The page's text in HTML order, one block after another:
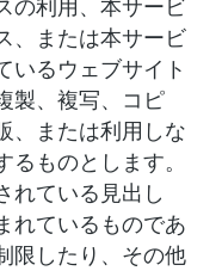
の利用、本サービ
、または本サービ
いるウェブサイト
製、複写、コピ
、または利用しな
るものとします。
れている見出し
れているものであ
限したり、その他